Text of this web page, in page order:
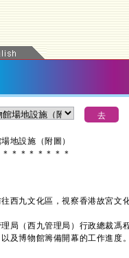
地設施（附圖）
＊ ＊ ＊ ＊ ＊ ＊ ＊ ＊
九文化區，視察香港故宮文化
（西九管理局）行政總裁馮
及博物館籌備開幕的工作進度。